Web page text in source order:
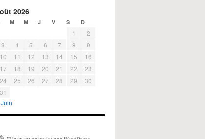
2026
M M J V S D
1
2
3
4 5 6 7 8
9
10
11 12 13 14 15
16
17
18 19 20 21 22
23
24
25 26 27 28 29
30
31
Juin